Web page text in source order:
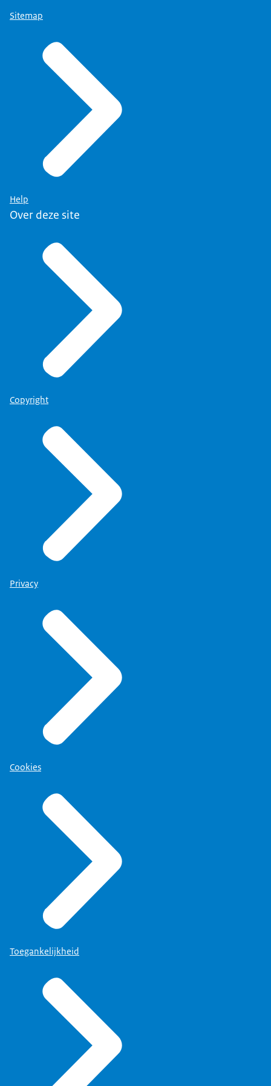
Sitemap
Help
Over deze site
Copyright
Privacy
Cookies
Toegankelijkheid